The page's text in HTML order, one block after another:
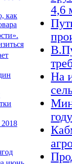
как
4,6
На
году